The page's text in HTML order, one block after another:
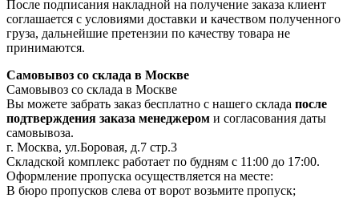
После подписания накладной на получение заказа клиент
соглашается с условиями доставки и качеством полученного
груза, дальнейшие претензии по качеству товара не
принимаются.
Самовывоз со склада в Москве
Самовывоз со склада в Москве
Вы можете забрать заказ бесплатно с нашего склада после
подтверждения заказа менеджером и согласования даты
самовывоза.
г. Москва, ул.Боровая, д.7 стр.3
Складской комплекс работает по будням с 11:00 до 17:00.
Оформление пропуска осуществляется на месте:
В бюро пропусков слева от ворот возьмите пропуск;